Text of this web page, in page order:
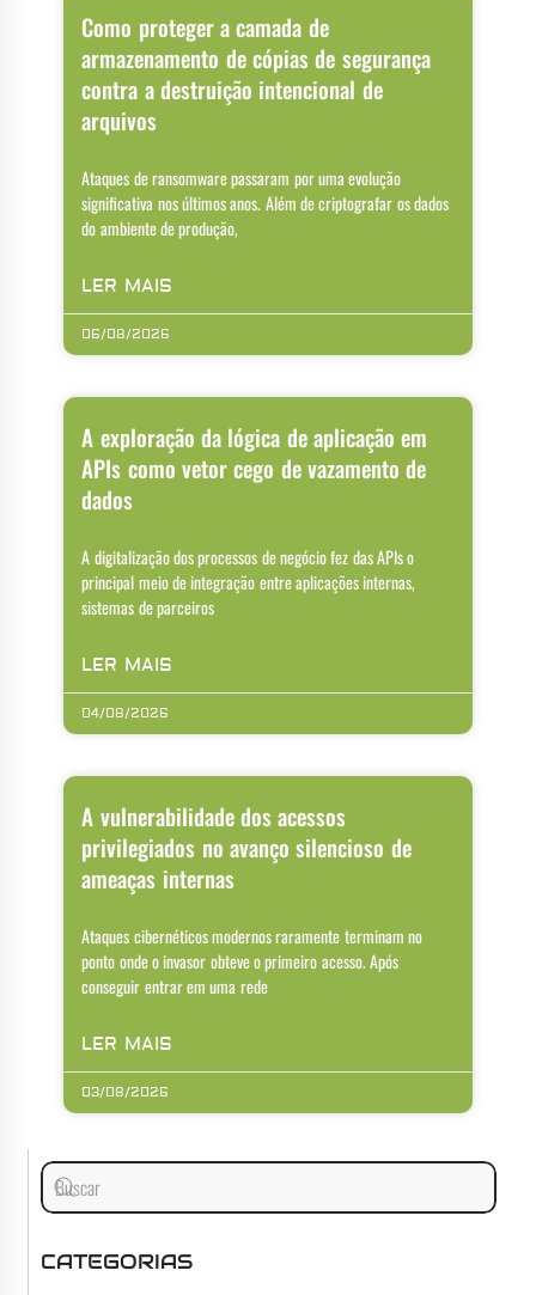
Como proteger a camada de
armazenamento de cópias de segurança
contra a destruição intencional de
arquivos
Ataques de ransomware passaram por uma evolução
significativa nos últimos anos. Além de criptografar os dados
do ambiente de produção,
LER MAIS
06/08/2026
A exploração da lógica de aplicação em
APIs como vetor cego de vazamento de
dados
A digitalização dos processos de negócio fez das APIs o
principal meio de integração entre aplicações internas,
sistemas de parceiros
LER MAIS
04/08/2026
A vulnerabilidade dos acessos
privilegiados no avanço silencioso de
ameaças internas
Ataques cibernéticos modernos raramente terminam no
ponto onde o invasor obteve o primeiro acesso. Após
conseguir entrar em uma rede
LER MAIS
03/08/2026
CATEGORIAS